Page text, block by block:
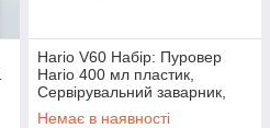
Hario V60 Набір: Пуровер
Hario 400 мл пластик,
Сервірувальний заварник,
Фільтри, VCSD-02B-EX
Немає в наявності